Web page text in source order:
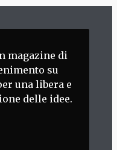
magazine di
su
una libera e
delle idee.